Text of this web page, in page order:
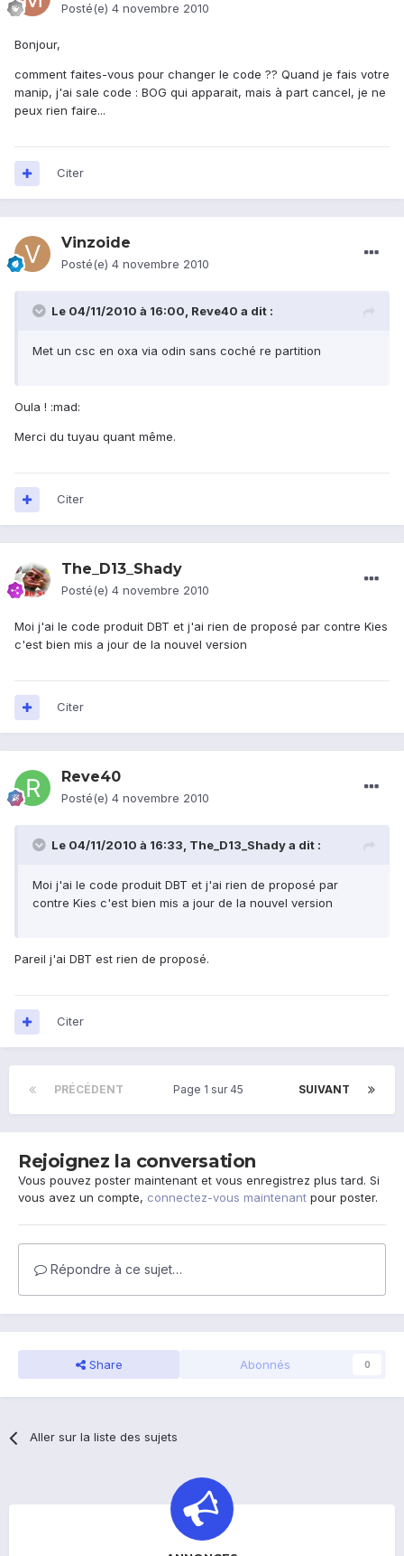
Posté(e) 4 novembre 2010
Bonjour,
comment faites-vous pour changer le code ?? Quand je fais votre
manip, j'ai sale code : BOG qui apparait, mais à part cancel, je ne
peux rien faire...
Citer
Vinzoide
Posté(e) 4 novembre 2010
Le 04/11/2010 à 16:00, Reve40 a dit :
Met un csc en oxa via odin sans coché re partition
Oula ! :mad:
Merci du tuyau quant même.
Citer
The_D13_Shady
Posté(e) 4 novembre 2010
Moi j'ai le code produit DBT et j'ai rien de proposé par contre Kies
c'est bien mis a jour de la nouvel version
Citer
Reve40
Posté(e) 4 novembre 2010
Le 04/11/2010 à 16:33, The_D13_Shady a dit :
Moi j'ai le code produit DBT et j'ai rien de proposé par
contre Kies c'est bien mis a jour de la nouvel version
Pareil j'ai DBT est rien de proposé.
Citer
PRÉCÉDENT SUIVANT
Page 1 sur 45
Rejoignez la conversation
Vous pouvez poster maintenant et vous enregistrez plus tard. Si
vous avez un compte, connectez-vous maintenant pour poster.
Répondre à ce sujet…
Share Abonnés 0
Aller sur la liste des sujets